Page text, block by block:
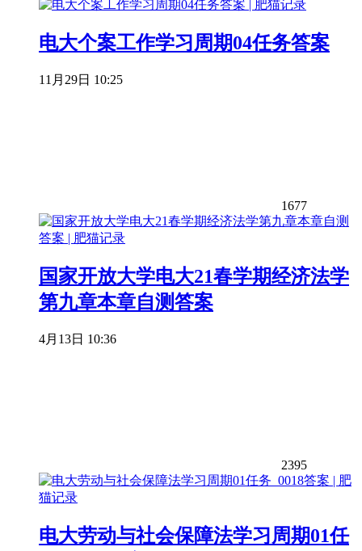
电大个案工作学习周期04任务答案
11月29日 10:25
1677
国家开放大学电大21春学期经济法学
第九章本章自测答案
4月13日 10:36
2395
电大劳动与社会保障法学习周期01任